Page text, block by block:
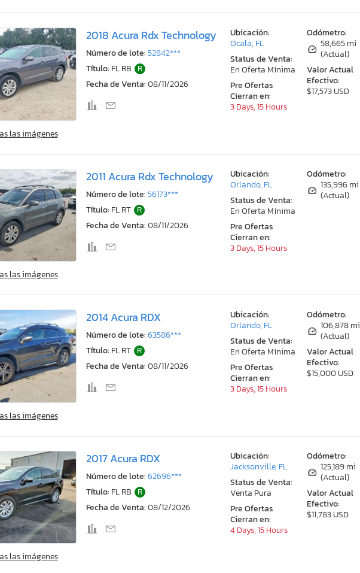
las imágenes
2018 Acura Rdx Technology
Número de lote:52842***
Título: FL RB R
Fecha de Venta:08/11/2026
Odómetro:
58,665 mi
(Actual)
Valor Actual
Efectivo:
$17,573 USD
Ubicación:
Ocala, FL
Status de Venta:
En Oferta Mínima
Pre Ofertas
Cierran en:
3 Days, 15 Hours
las imágenes
2011 Acura Rdx Technology
Número de lote:56173***
Título: FL RT R
Fecha de Venta:08/11/2026
Odómetro:
135,996 mi
(Actual)
Ubicación:
Orlando, FL
Status de Venta:
En Oferta Mínima
Pre Ofertas
Cierran en:
3 Days, 15 Hours
las imágenes
2014 Acura RDX
Número de lote:63586***
Título: FL RT R
Fecha de Venta:08/11/2026
Odómetro:
106,878 mi
(Actual)
Valor Actual
Efectivo:
$15,000 USD
Ubicación:
Orlando, FL
Status de Venta:
En Oferta Mínima
Pre Ofertas
Cierran en:
3 Days, 15 Hours
las imágenes
2017 Acura RDX
Número de lote:62696***
Título: FL RB R
Fecha de Venta:08/12/2026
Odómetro:
125,189 mi
(Actual)
Valor Actual
Efectivo:
$11,783 USD
Ubicación:
Jacksonville, FL
Status de Venta:
Venta Pura
Pre Ofertas
Cierran en:
4 Days, 15 Hours